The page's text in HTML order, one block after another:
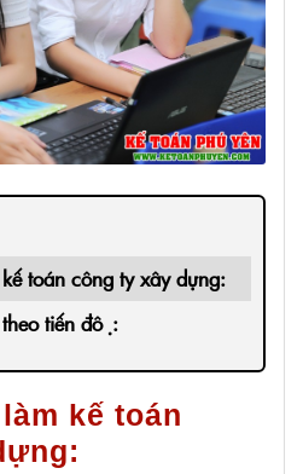
toán công ty xây dựng:
theo tiến độ:
kế toán